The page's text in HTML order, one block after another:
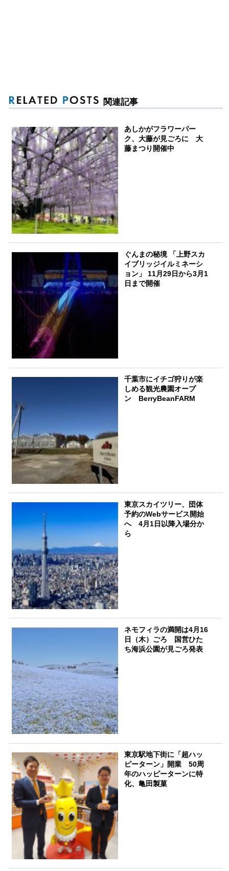
関連記事
あしかがフラワーパー
ク、大藤が見ごろに 大
藤まつり開催中
ぐんまの秘境 「上野スカ
イブリッジイルミネーシ
ョン」 11月29日から3月1
日まで開催
千葉市にイチゴ狩りが楽
しめる観光農園オープ
ン BerryBeanFARM
東京スカイツリー、団体
予約のWebサービス開始
へ 4月1日以降入場分か
ら
ネモフィラの満開は4月16
日（木）ごろ 国営ひた
ち海浜公園が見ごろ発表
東京駅地下街に「超ハッ
ピーターン」開業 50周
年のハッピーターンに特
化、亀田製菓